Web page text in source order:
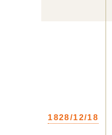
1828/12/18